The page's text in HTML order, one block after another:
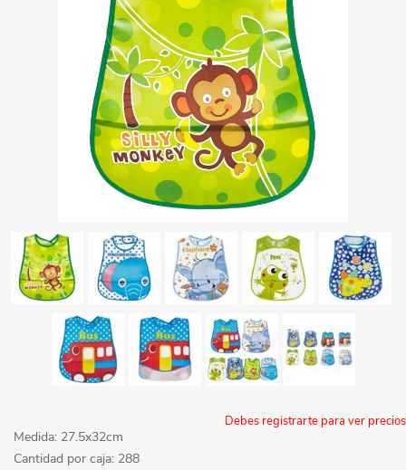
Debes registrarte para ver precios
Medida: 27.5x32cm
Cantidad por caja: 288